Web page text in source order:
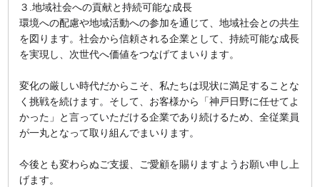
３.地域社会への貢献と持続可能な成長
環境への配慮や地域活動への参加を通じて、地域社会との共生
を図ります。社会から信頼される企業として、持続可能な成長
を実現し、次世代へ価値をつなげてまいります。
変化の厳しい時代だからこそ、私たちは現状に満足することな
く挑戦を続けます。そして、お客様から「神戸日野に任せてよ
かった」と言っていただける企業であり続けるため、全従業員
が一丸となって取り組んでまいります。
今後とも変わらぬご支援、ご愛顧を賜りますようお願い申し上
げます。